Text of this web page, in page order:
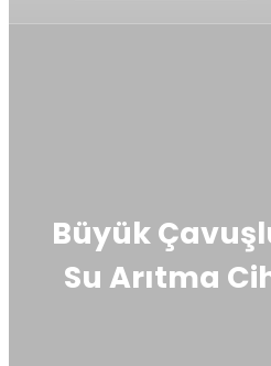
Büyük
Su Arıtma